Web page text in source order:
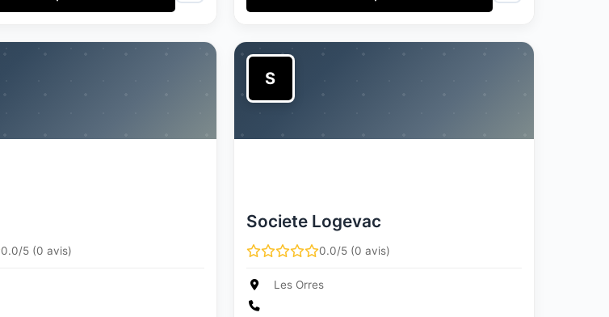
0.0/5 (0 avis)
S
Societe Logevac
0.0/5 (0 avis)
Les Orres